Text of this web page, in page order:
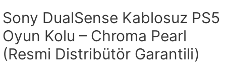
Sony DualSense Kablosuz PS5
Oyun Kolu – Chroma Pearl
(Resmi Distribütör Garantili)